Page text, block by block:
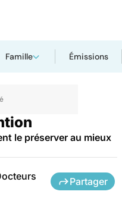
Famille Émissions
le préserver au mieux
Partager